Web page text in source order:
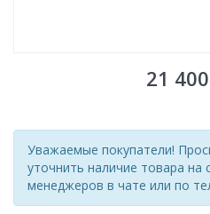
21 400
Уважаемые покупатели!
уточнить наличие товара на
менеджеров в чате или по